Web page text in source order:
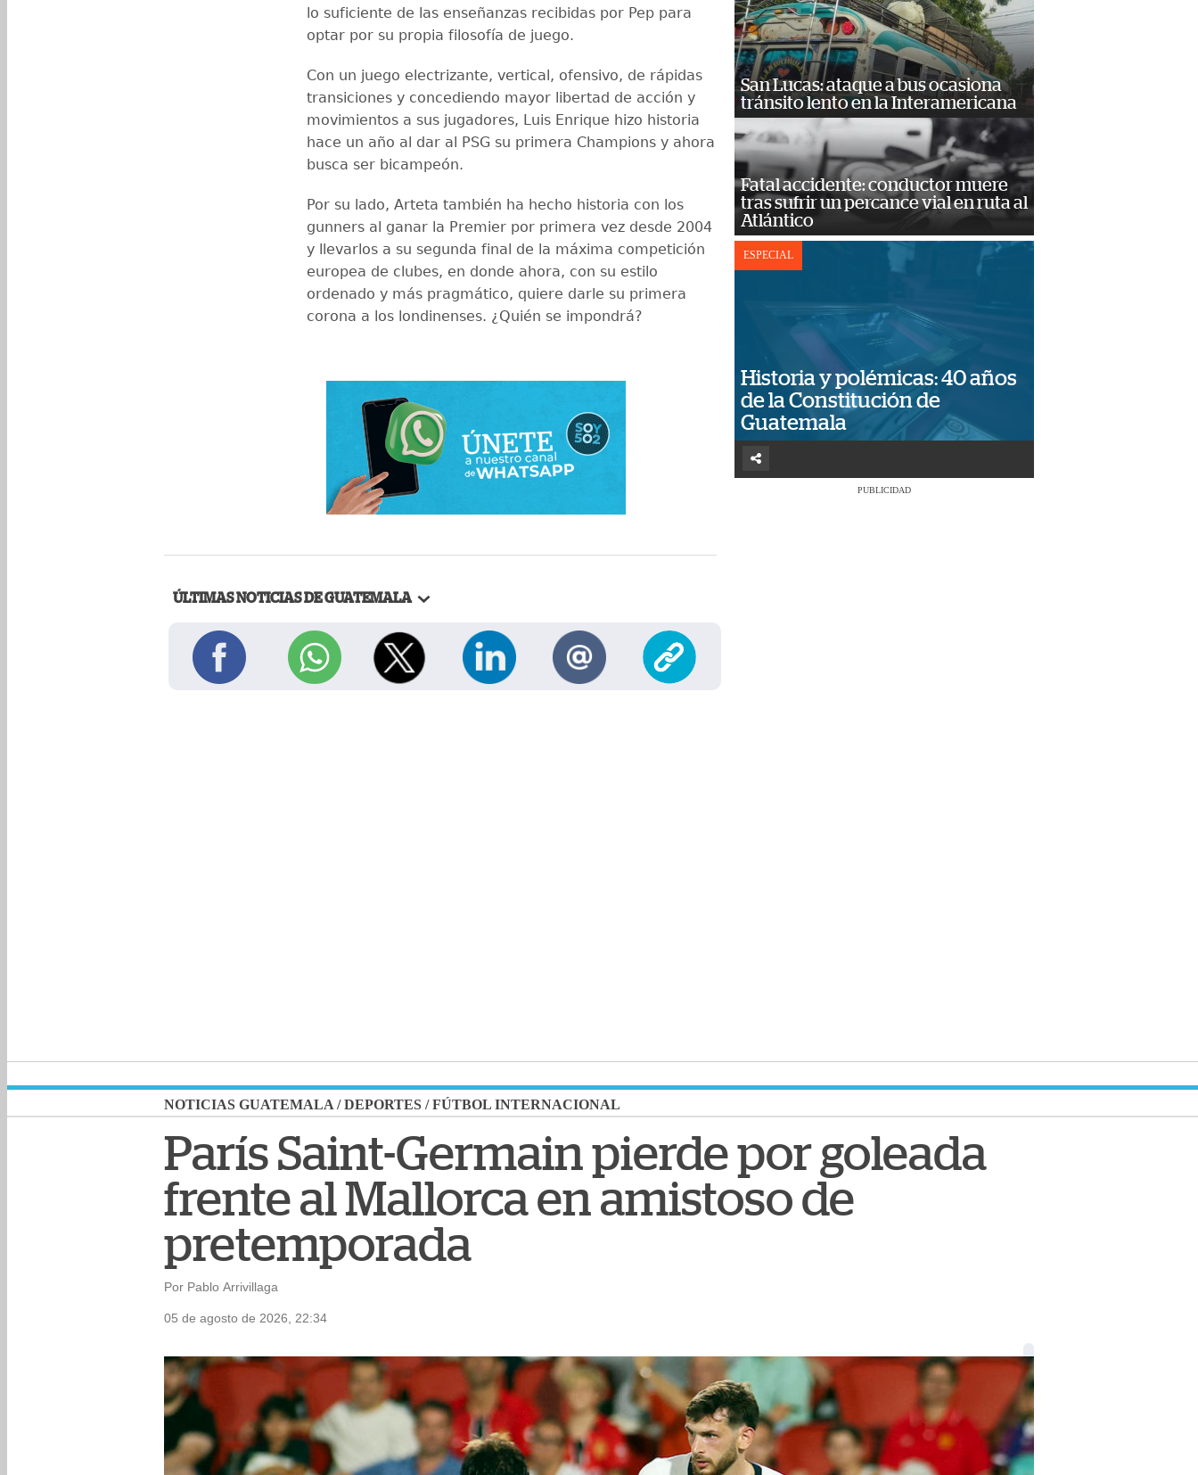
lo suficiente de las enseñanzas recibidas por Pep para
optar por su propia filosofía de juego.
Con un juego electrizante, vertical, ofensivo, de rápidas
transiciones y concediendo mayor libertad de acción y
movimientos a sus jugadores, Luis Enrique hizo historia
hace un año al dar al PSG su primera Champions y ahora
busca ser bicampeón.
Por su lado, Arteta también ha hecho historia con los
gunners al ganar la Premier por primera vez desde 2004
y llevarlos a su segunda final de la máxima competición
europea de clubes, en donde ahora, con su estilo
ordenado y más pragmático, quiere darle su primera
corona a los londinenses. ¿Quién se impondrá?
ÚLTIMAS NOTICIAS DE GUATEMALA
San Lucas: ataque a bus ocasiona
tránsito lento en la Interamericana
Fatal accidente: conductor muere
tras sufrir un percance vial en ruta al
Atlántico
ESPECIAL
Historia y polémicas: 40 años
de la Constitución de
Guatemala
PUBLICIDAD
NOTICIAS GUATEMALA /DEPORTES /FÚTBOL INTERNACIONAL
París Saint-Germain pierde por goleada
frente al Mallorca en amistoso de
pretemporada
Por Pablo Arrivillaga
05 de agosto de 2026, 22:34